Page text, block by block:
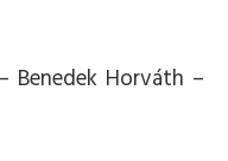
Benedek Horváth –